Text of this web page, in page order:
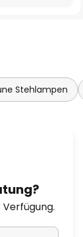
Stehlampen